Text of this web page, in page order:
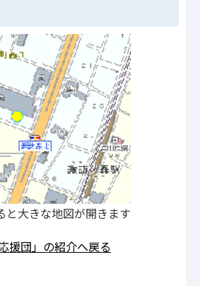
と大きな地図が開きます
援団」の紹介へ戻る